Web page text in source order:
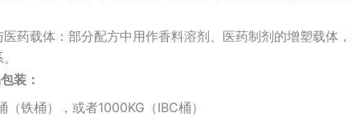
医药载体：部分配方中用作香料溶剂、医药制剂的增塑载体
装：
（铁桶），或者1000KG（IBC桶）